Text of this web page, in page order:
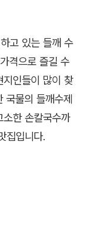
고 있는 들깨 수
격으로 즐길 수
인들이 많이 찾
국물의 들깨수제
한 손칼국수까
집입니다.